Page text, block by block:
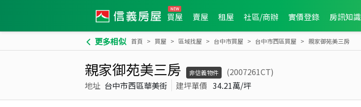
買屋 賣屋 租屋 社區/商辦 實價登錄 房訊知識
更多相似 首頁 買屋 區域找屋 台中市買屋 台中市西區買屋 親家御苑美三房
親家御苑美三房 非信義物件
(2007261CT)
地址 台中市西區華美街 建坪單價 34.21萬/坪